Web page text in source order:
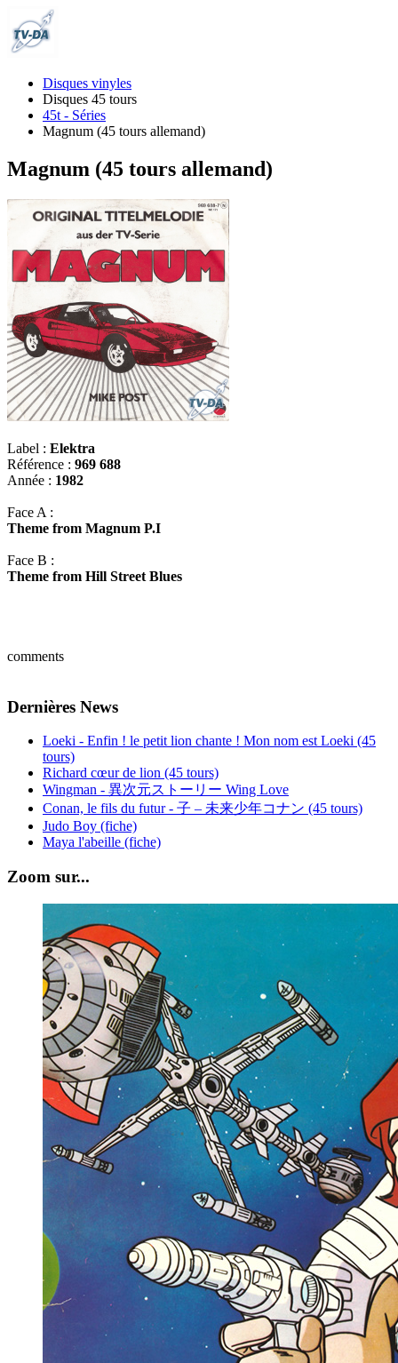
Disques vinyles
Disques 45 tours
45t - Séries
Magnum (45 tours allemand)
Magnum (45 tours allemand)
Label : Elektra
Référence : 969 688
Année : 1982
Face A :
Theme from Magnum P.I
Face B :
Theme from Hill Street Blues
comments
Dernières News
Loeki - Enfin ! le petit lion chante ! Mon nom est Loeki (45
tours)
Richard cœur de lion (45 tours)
Wingman - 異次元ストーリー Wing Love
Conan, le fils du futur - 子 – 未来少年コナン (45 tours)
Judo Boy (fiche)
Maya l'abeille (fiche)
Zoom sur...